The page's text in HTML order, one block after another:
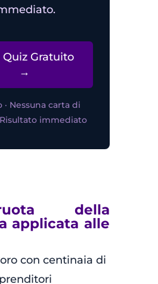
Quiz Gratuito
→
· Nessuna carta di
immediato
della
applicata alle
con centinaia di